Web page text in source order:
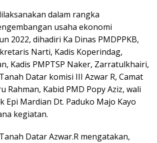
dalam rangka
usaha ekonomi
2022, dihadiri Ka Dinas PMDPPKB,
Narti, Kadis Koperindag,
Kadis PMPTSP Naker, Zarratulkhairi,
Datar komisi III Azwar R, Camat
Rahman, Kabid PMD Popy Aziz, wali
Epi Mardian Dt. Paduko Majo Kayo
kegiatan.
Datar Azwar.R mengatakan,